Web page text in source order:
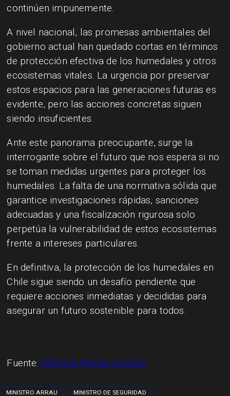
continúen impunemente.
A nivel nacional, las promesas ambientales del
gobierno actual han quedado cortas en términos
de protección efectiva de los humedales y otros
ecosistemas vitales. La urgencia por preservar
estos espacios para las generaciones futuras es
evidente, pero las acciones concretas siguen
siendo insuficientes.
Ante este panorama preocupante, surge la
interrogante sobre el futuro que nos espera si no
se toman medidas urgentes para proteger los
humedales. La falta de una normativa sólida que
garantice investigaciones rápidas, sanciones
adecuadas y una fiscalización rigurosa solo
perpetúa la vulnerabilidad de estos ecosistemas
frente a intereses particulares.
En definitiva, la protección de los humedales en
Chile sigue siendo un desafío pendiente que
requiere acciones inmediatas y decididas para
asegurar un futuro sostenible para todos.
Fuente: Séptima Página Crónica
MINISTRO ARRAU MINISTRO DE SEGURIDAD